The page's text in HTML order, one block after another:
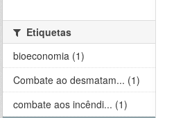
Etiquetas
bioeconomia (1)
Combate ao desmatam... (1)
combate aos incêndi... (1)